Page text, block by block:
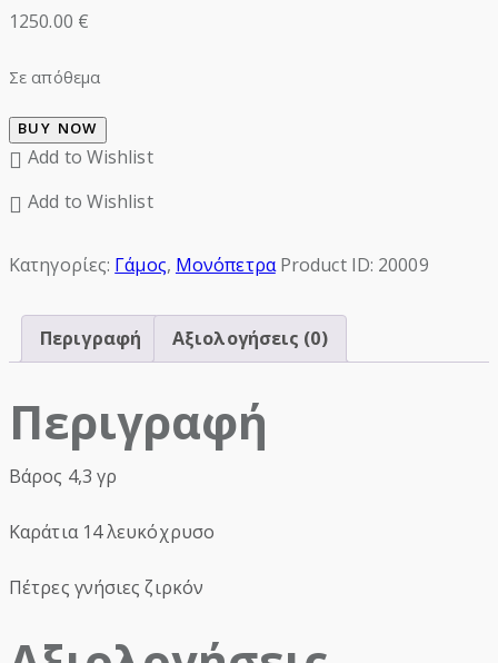
1250.00 €
Σε απόθεμα
BUY NOW
Add to Wishlist
Add to Wishlist
Κατηγορίες: Γάμος, Μονόπετρα Product ID: 20009
Περιγραφή Αξιολογήσεις (0)
Περιγραφή
Βάρος 4,3 γρ
Καράτια 14 λευκόχρυσο
Πέτρες γνήσιες ζιρκόν